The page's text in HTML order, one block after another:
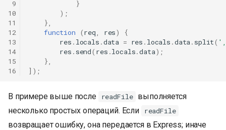
9
10
11
12
13
14
15
16
}
);
},
function
(req, res)
{
res . locals .data = res . locals .data. split(
res . send( res .locals.data);
},
]);
В примере выше после readFile выполняется
несколько простых операций. Если
readFile
возвращает ошибку, она передается в Express; иначе